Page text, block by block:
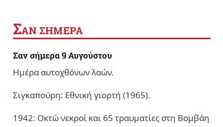
ΣΑΝ ΣΗΜΕΡΑ
Σαν σήμερα 9 Αυγούστου
Ημέρα αυτοχθόνων λαών.
Σιγκαπούρη: Εθνική γιορτή (1965).
1942: Οκτώ νεκροί και 65 τραυματίες στη Βομβάη